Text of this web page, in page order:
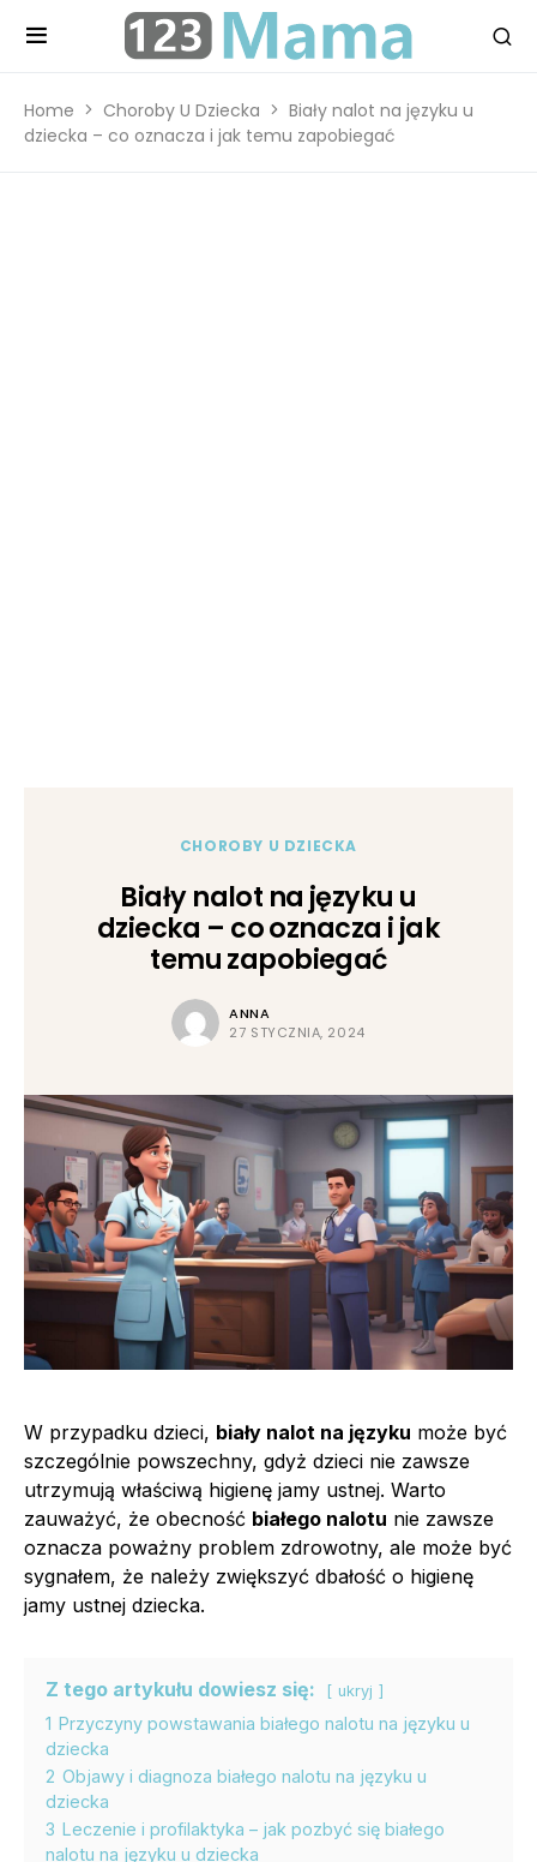
Home Choroby U Dziecka
Biały nalot na języku u
dziecka – co oznacza i jak temu zapobiegać
CHOROBY U DZIECKA
Biały nalot na języku u
dziecka – co oznacza i jak
temu zapobiegać
ANNA
27 STYCZNIA, 2024
W przypadku dzieci, biały nalot na języku może być
szczególnie powszechny, gdyż dzieci nie zawsze
utrzymują właściwą higienę jamy ustnej. Warto
zauważyć, że obecność białego nalotu nie zawsze
oznacza poważny problem zdrowotny, ale może być
sygnałem, że należy zwiększyć dbałość o higienę
jamy ustnej dziecka.
Z tego artykułu dowiesz się: ukryj
1 Przyczyny powstawania białego nalotu na języku u
dziecka
2 Objawy i diagnoza białego nalotu na języku u
dziecka
3 Leczenie i profilaktyka – jak pozbyć się białego
nalotu na języku u dziecka